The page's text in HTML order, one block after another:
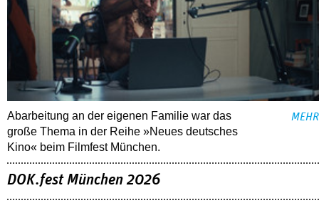
Abarbeitung an der eigenen Familie war das
große Thema in der Reihe »Neues deutsches
Kino« beim Filmfest München.
MEHR
DOK.fest München 2026